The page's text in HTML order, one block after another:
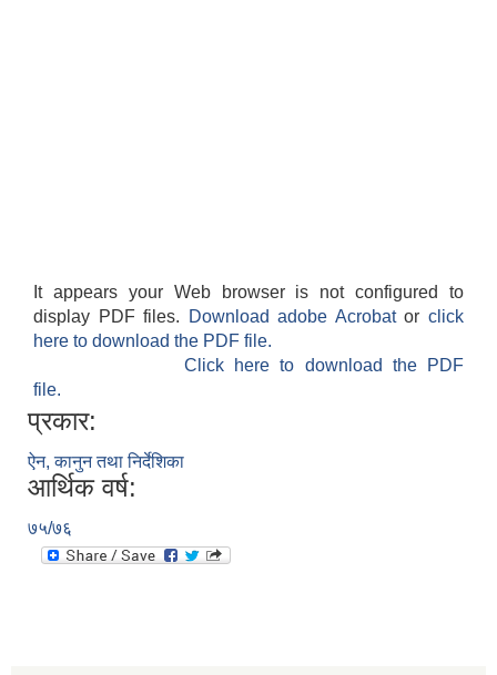
It appears your Web browser is not configured to
display PDF files.
Download adobe Acrobatorclick
here to download the PDF file.
Click here to download the PDF
file.
प्रकार:
ऐन, कानुन तथा निर्देशिका
आर्थिक वर्ष:
७५/७६